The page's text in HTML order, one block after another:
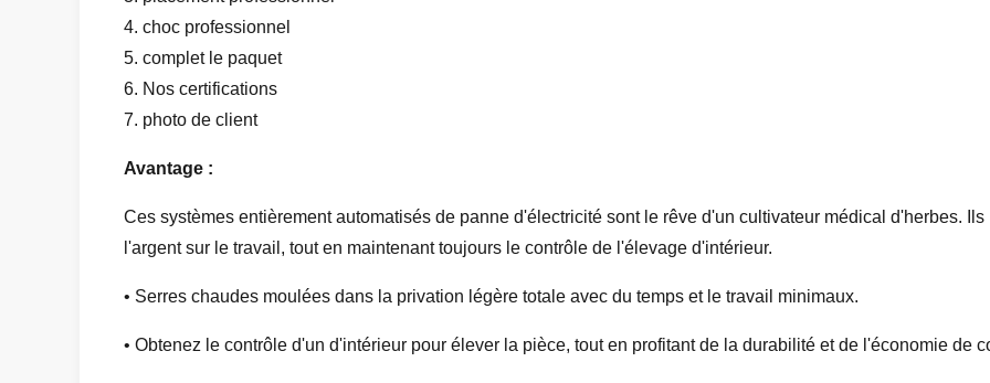
4. choc professionnel
5. complet le paquet
6. Nos certifications
7. photo de client
Avantage :
Ces systèmes entièrement automatisés de panne d'électricité sont le rêve d'un cultivateur médical d'herbes.
l'argent sur le travail, tout en maintenant toujours le contrôle de l'élevage d'intérieur.
• Serres chaudes moulées dans la privation légère totale avec du temps et le travail minimaux.
• Obtenez le contrôle d'un d'intérieur pour élever la pièce, tout en profitant de la durabilité et de l'économie de